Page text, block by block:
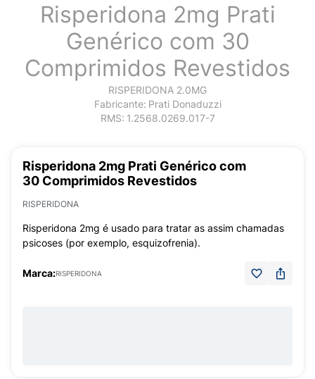
Risperidona 2mg Prati
Genérico com 30
Comprimidos Revestidos
RISPERIDONA 2.0MG
Fabricante: Prati Donaduzzi
RMS: 1.2568.0269.017-7
Risperidona 2mg Prati Genérico com
30 Comprimidos Revestidos
RISPERIDONA
Risperidona 2mg é usado para tratar as assim chamadas
psicoses (por exemplo, esquizofrenia).
Marca:RISPERIDONA